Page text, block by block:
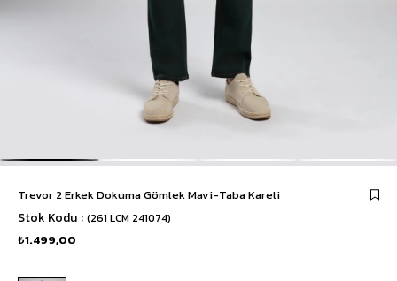
Trevor 2 Erkek Dokuma Gömlek Mavi-Taba Kareli
Stok Kodu (261 LCM 241074)
₺1.499,00